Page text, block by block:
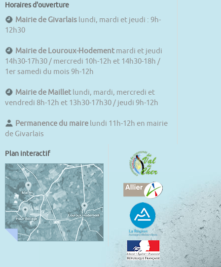
Horaires d'ouverture
Mairie de Givarlais lundi, mardi et jeudi : 9h-
12h30
Mairie de Louroux-Hodement mardi et jeudi
14h30-17h30 / mercredi 10h-12h et 14h30-18h /
1er samedi du mois 9h-12h
Mairie de Maillet lundi, mardi, mercredi et
vendredi 8h-12h et 13h30-17h30 / jeudi 9h-12h
Permanence du maire lundi 11h-12h en mairie
de Givarlais
Plan interactif